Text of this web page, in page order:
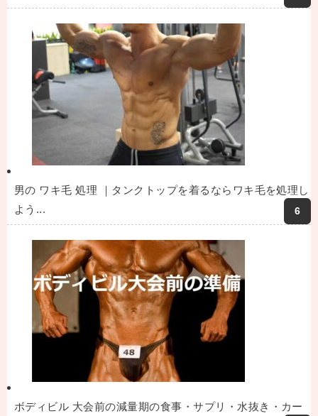
男の ワキ毛 処理 ｜タンクトップを着るならワキ毛を処理し
よう...
ボディビル 大会前の減量期の食事・サプリ・水抜き・カー